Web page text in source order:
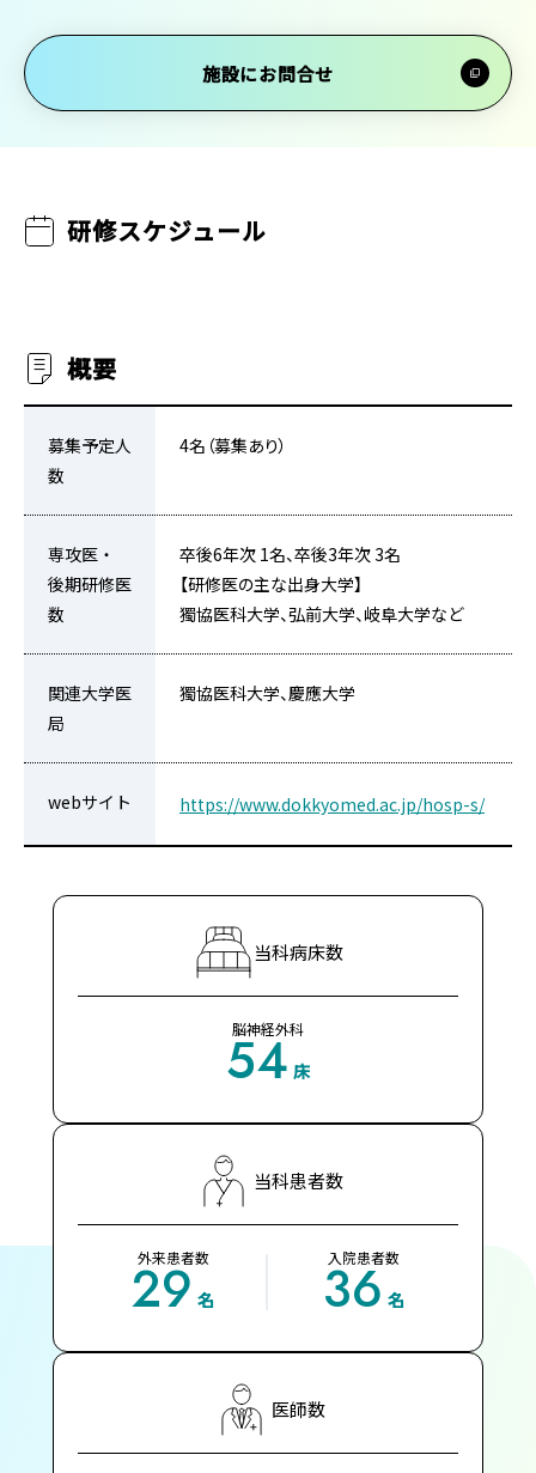
施設にお問合せ
研修スケジュール
概要
募集予定人
数
4名（募集あり）
専攻医・
後期研修医
数
卒後6年次 1名、卒後3年次 3名
【研修医の主な出身大学】
獨協医科大学、弘前大学、岐阜大学など
関連大学医
局
獨協医科大学、慶應大学
webサイト https://www.dokkyomed.ac.jp/hosp-s/
当科病床数
脳神経外科
54 床
当科患者数
外来患者数
29 名
入院患者数
36 名
医師数